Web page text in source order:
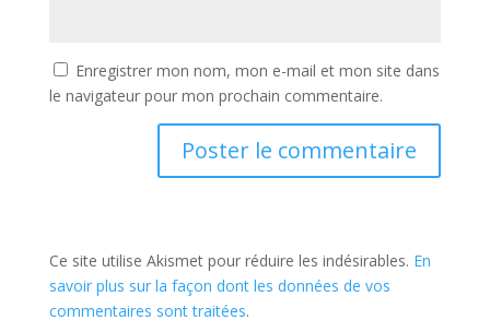
Enregistrer mon nom, mon e-mail et mon site dans
le navigateur pour mon prochain commentaire.
Ce site utilise Akismet pour réduire les indésirables. En
savoir plus sur la façon dont les données de vos
commentaires sont traitées.